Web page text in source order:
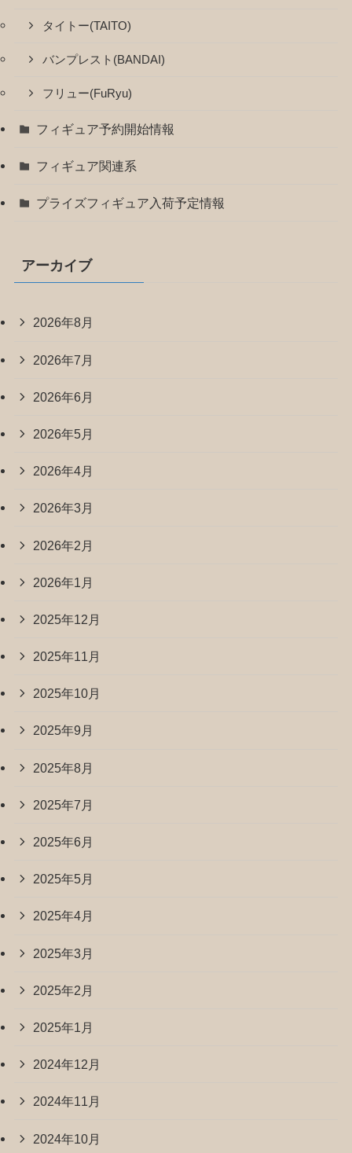
タイトー(TAITO)
バンプレスト(BANDAI)
フリュー(FuRyu)
フィギュア予約開始情報
フィギュア関連系
プライズフィギュア入荷予定情報
アーカイブ
2026年8月
2026年7月
2026年6月
2026年5月
2026年4月
2026年3月
2026年2月
2026年1月
2025年12月
2025年11月
2025年10月
2025年9月
2025年8月
2025年7月
2025年6月
2025年5月
2025年4月
2025年3月
2025年2月
2025年1月
2024年12月
2024年11月
2024年10月